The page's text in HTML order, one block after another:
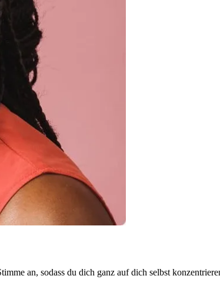
an, sodass du dich ganz auf dich selbst